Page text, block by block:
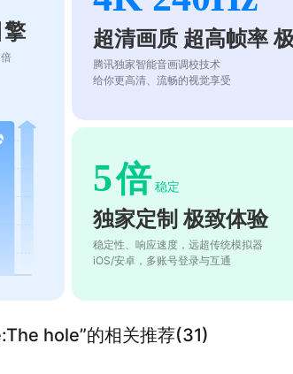
超清画质 超高帧率
腾讯独家智能音画调校技术
给你更高清、流畅的视觉享受
5倍 稳定
独家定制 极致体验
稳定性、响应速度，远超传统模拟器
iOS/安卓，多账号登录与互通
hole”的相关推荐(31)